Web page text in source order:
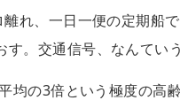
れ、一日一便の定期船
。交通信号、なんてい
均の3倍という極度の高